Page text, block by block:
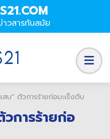
าวสารทันสมัย
สบ” ตัวการร้ายก่อมะเร็งตับ
การร้ายก่อ